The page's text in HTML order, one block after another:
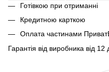
Готівкою при отриманні
Кредитною карткою
Оплата частинами
Гарантія від виробника від 12